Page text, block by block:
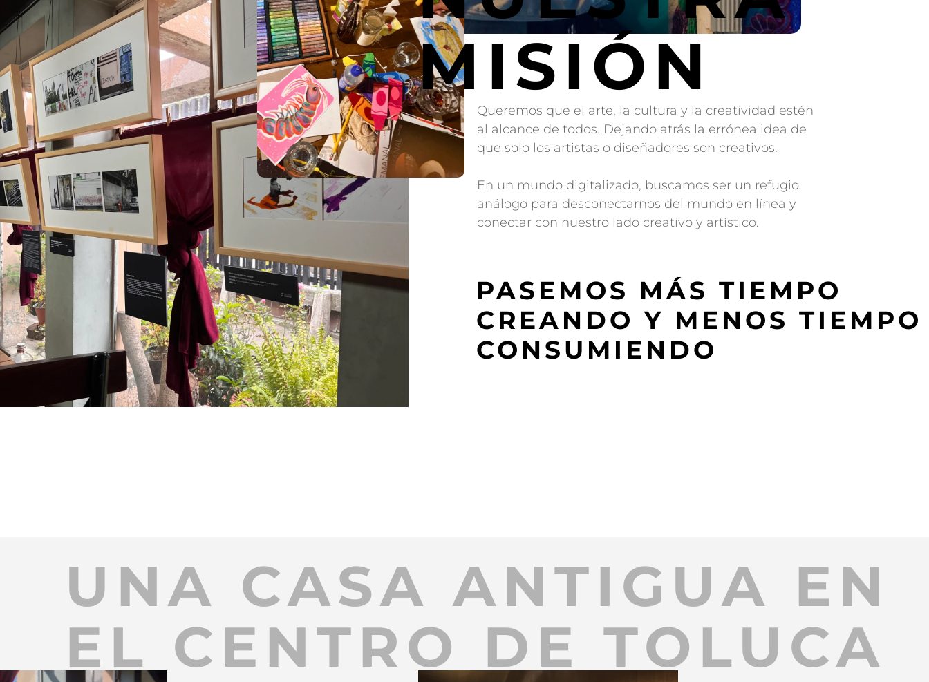
MISIÓN
Queremos que el arte, la cultura y la creatividad estén
al alcance de todos. Dejando atrás la errónea idea de
que solo los artistas o diseñadores son creativos.
En un mundo digitalizado, buscamos ser un refugio
análogo para desconectarnos del mundo en línea y
conectar con nuestro lado creativo y artístico.
PASEMOS MÁS TIEMPO
CREANDO Y MENOS TIEMPO
CONSUMIENDO
UNA CASA ANTIGUA EN
EL CENTRO DE TOLUCA